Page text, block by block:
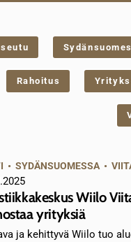
Rahoitus
• SYDÄNSUOMESSA•
Wiilo
yrityksiä
ja kehittyvä Wiilo tuo